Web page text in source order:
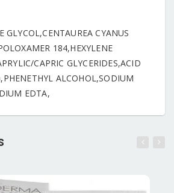
GLYCOL,CENTAUREA CYANUS
184,HEXYLENE
CAPRIC GLYCERIDES,ACID
ALCOHOL,SODIUM
EDTA,